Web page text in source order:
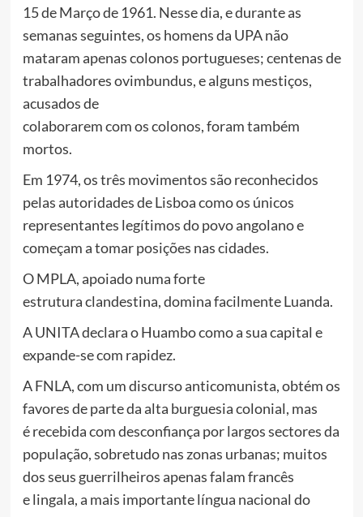
15 de Março de 1961. Nesse dia, e durante as
semanas seguintes, os homens da UPA não
mataram apenas colonos portugueses; centenas de
trabalhadores ovimbundus, e alguns mestiços,
acusados de
colaborarem com os colonos, foram também
mortos.
Em 1974, os três movimentos são reconhecidos
pelas autoridades de Lisboa como os únicos
representantes legítimos do povo angolano e
começam a tomar posições nas cidades.
O MPLA, apoiado numa forte
estrutura clandestina, domina facilmente Luanda.
A UNITA declara o Huambo como a sua capital e
expande-se com rapidez.
A FNLA, com um discurso anticomunista, obtém os
favores de parte da alta burguesia colonial, mas
é recebida com desconfiança por largos sectores da
população, sobretudo nas zonas urbanas; muitos
dos seus guerrilheiros apenas falam francês
e lingala, a mais importante língua nacional do